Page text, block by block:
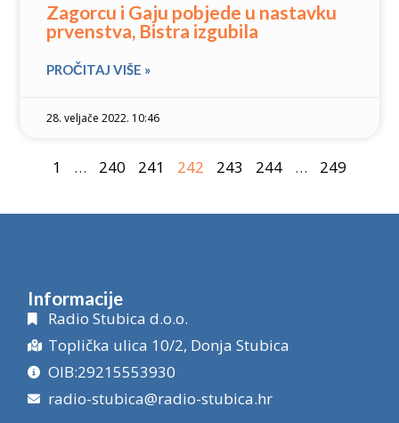
Zagorcu i Gaju pobjede u nastavku
prvenstva, Bistra izgubila
PROČITAJ VIŠE »
28. veljače 2022. 10:46
1 … 240 241 242 243 244 … 249
Informacije
Radio Stubica d.o.o.
Toplička ulica 10/2, Donja Stubica
OIB:29215553930
radio-stubica@radio-stubica.hr